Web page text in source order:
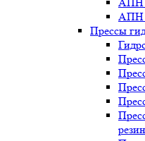
АПН
Прессы